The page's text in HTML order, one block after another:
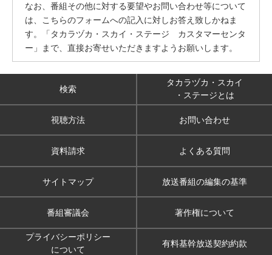
なお、番組その他に対する要望やお問い合わせ等について
は、こちらのフォームへの記入に対しお答え致しかねま
す。「タカラヅカ・スカイ・ステージ カスタマーセンタ
ー」まで、直接お寄せいただきますようお願いします。
検索
タカラヅカ・スカイ
・ステージとは
視聴方法 お問い合わせ
資料請求 よくある質問
サイトマップ 放送番組の編集の基準
番組審議会 著作権について
プライバシーポリシー
について
有料基幹放送契約約款